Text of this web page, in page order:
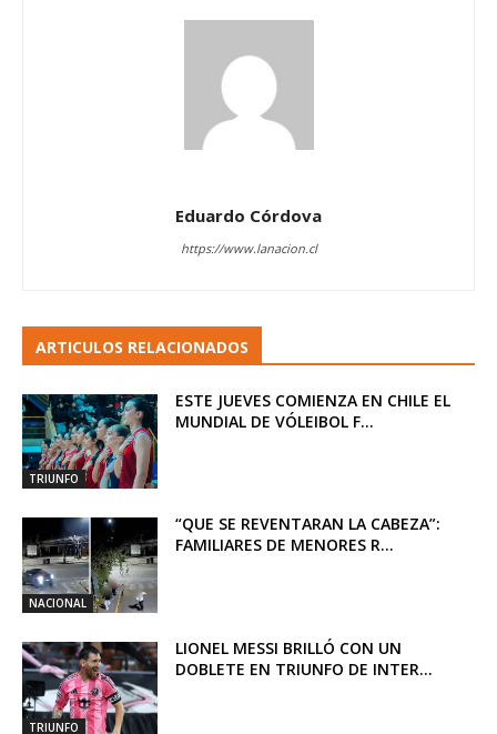
Eduardo Córdova
https://www.lanacion.cl
ARTICULOS RELACIONADOS
TRIUNFO
ESTE JUEVES COMIENZA EN CHILE EL
MUNDIAL DE VÓLEIBOL F...
NACIONAL
“QUE SE REVENTARAN LA CABEZA”:
FAMILIARES DE MENORES R...
TRIUNFO
LIONEL MESSI BRILLÓ CON UN
DOBLETE EN TRIUNFO DE INTER...